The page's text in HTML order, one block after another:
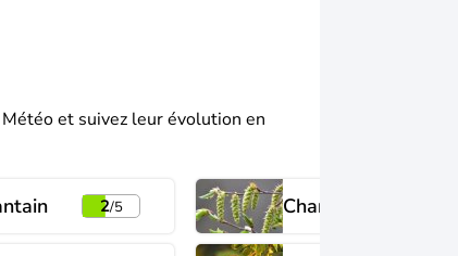
et suivez leur évolution en
2/5 Charme